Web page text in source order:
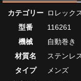
カテゴリー ロレック
型番
116261
機械
自動巻き
材質名
ステンレ
タイプ
メンズ